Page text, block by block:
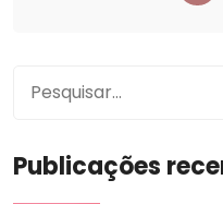
Publicações